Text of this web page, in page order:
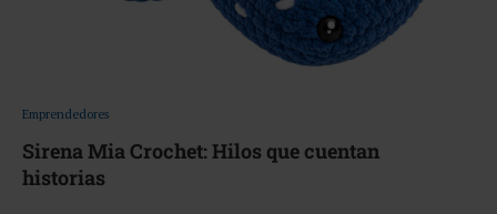
Emprendedores
Sirena Mia Crochet: Hilos que cuentan
historias